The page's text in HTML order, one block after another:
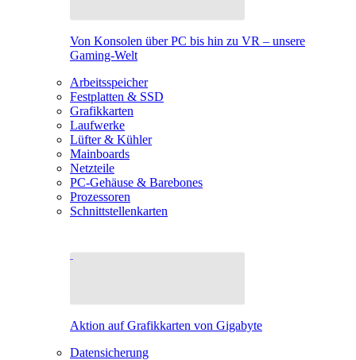
Von Konsolen über PC bis hin zu VR – unsere
Gaming-Welt
Arbeitsspeicher
Festplatten & SSD
Grafikkarten
Laufwerke
Lüfter & Kühler
Mainboards
Netzteile
PC-Gehäuse & Barebones
Prozessoren
Schnittstellenkarten
Aktion auf Grafikkarten von Gigabyte
Datensicherung